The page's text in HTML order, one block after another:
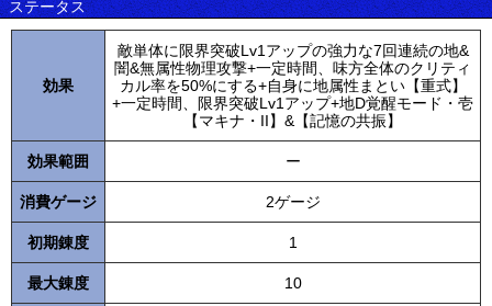
ステータス
効果
敵単体に限界突破Lv1アップの強力な7回連続の地&
闇&無属性物理攻撃+一定時間、味方全体のクリティ
カル率を50%にする+自身に地属性まとい【重式】
+一定時間、限界突破Lv1アップ+地D覚醒モード・壱
【マキナ・II】&【記憶の共振】
効果範囲 ー
消費ゲージ 2ゲージ
初期錬度 1
最大錬度 10